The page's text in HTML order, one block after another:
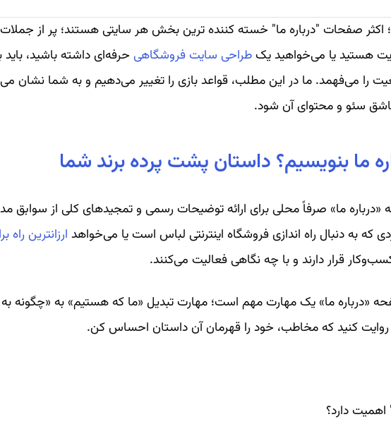
اکثر صفحات "درباره ما" خسته‌ کننده‌ ترین بخش هر سایتی هستند؛ پر از
هستید یا می‌خواهید یکطراحی سایت فروشگاهی حرفه‌ای داشته باشید،
را می‌فهمد. ما در این مطلب، قواعد بازی را تغییر می‌دهیم و به شما نشان
سئو و محتوای آن شود.
ما بنویسیم؟ داستان پشت پرده برند شما
ما» صرفاً محلی برای ارائه توضیحات رسمی و تمجیدهای کلی از سوابق
به دنبال راه‌ اندازی فروشگاه اینترنتی لباس است یا می‌خواهد ارزانترین
قرار دارند و با چه نگاهی فعالیت می‌کنند.
«درباره ما» یک مهارت مهم است؛ مهارت تبدیل «ما که هستیم» به «چگونه
روایت کنید که مخاطب، خود را قهرمان آن داستان احساس کن.
دارد؟